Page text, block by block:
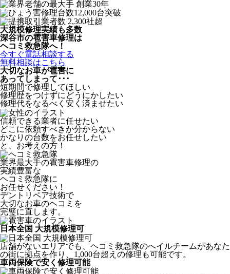
大規模修理実績も多数
深谷市の雹害車修理は
ヘコミ救急隊へ！
今すぐ電話相談する
無料相談はこちら
大切なお車が雹害に
あってしまって･･･
短期間で修理してほしい
修理歴をつけずにどうにかしたい
修理代をなるべく安く済ませたい
信頼できる業者に任せたい
どこに依頼すべきか分からない
かなりの台数をお任せしたい
と、お考えの方！
業界最大手の雹害車修理の
実績豊富な
ヘコミ救急隊に
お任せください！
デントリペア技術で
大切なお車のヘコミを
完璧に直します。
日本全国 大規模修理可
店舗がないエリアでも、ヘコミ救急隊のへイルチームがあなた
の街に拠点を作り、1,000台超えの修理も可能です。
車両保険で安く修理可能